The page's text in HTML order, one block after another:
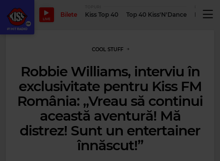
LIVE
Bilete Kiss Top 40 Top 40 Kiss'N'Dance
COOL STUFF
Robbie Williams, interviu în
exclusivitate pentru Kiss FM
România: „Vreau să continui
această aventură! Mă
distrez! Sunt un entertainer
înnăscut!”